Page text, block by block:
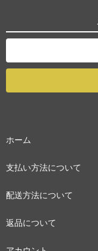
ホーム
支払い方法について
配送方法について
返品について